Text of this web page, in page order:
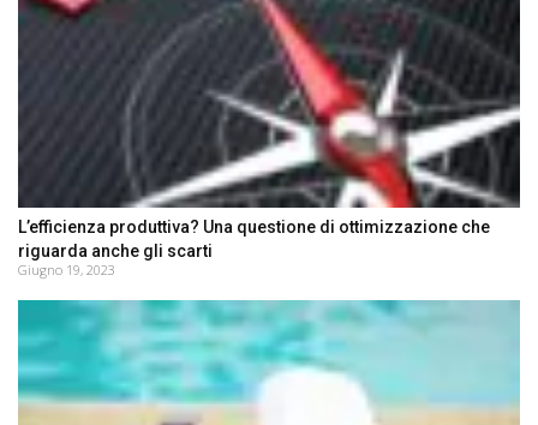
L’efficienza produttiva? Una questione di ottimizzazione che
riguarda anche gli scarti
Giugno 19, 2023